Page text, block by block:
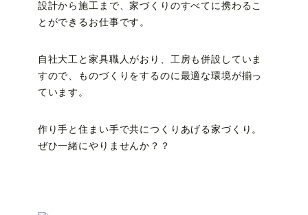
設計から施工まで、家づくりのすべてに携わるこ
とができるお仕事です。
自社大工と家具職人がおり、工房も併設していま
すので、ものづくりをするのに最適な環境が揃っ
ています。
作り手と住まい手で共につくりあげる家づくり。
ぜひ一緒にやりませんか？？